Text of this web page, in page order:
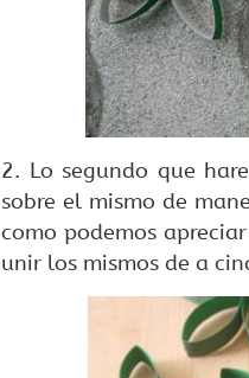
2. Lo segundo que
sobre el mismo de
como podemos
unir los mismos de a